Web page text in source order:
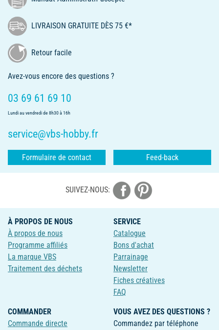
LIVRAISON GRATUITE DÈS 75 €*
Retour facile
Avez-vous encore des questions ?
03 69 61 69 10
Lundi au vendredi de 8h30 à 16h
service@vbs-hobby.fr
Formulaire de contact Feed-back
SUIVEZ-NOUS:
À PROPOS DE NOUS
À propos de nous
Programme affiliés
La marque VBS
Traitement des déchets
SERVICE
Catalogue
Bons d'achat
Parrainage
Newsletter
Fiches créatives
FAQ
COMMANDER
Commande directe
VOUS AVEZ DES QUESTIONS ?
Commandez par téléphone